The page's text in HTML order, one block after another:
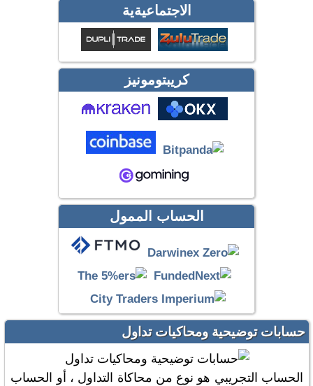
الاجتماعيةية
كريبتومونيز
الحساب الممول
حسابات توضيحية ومحاكيات تداول
الحساب التجريبي هو نوع من محاكاة التداول ، أو الحساب